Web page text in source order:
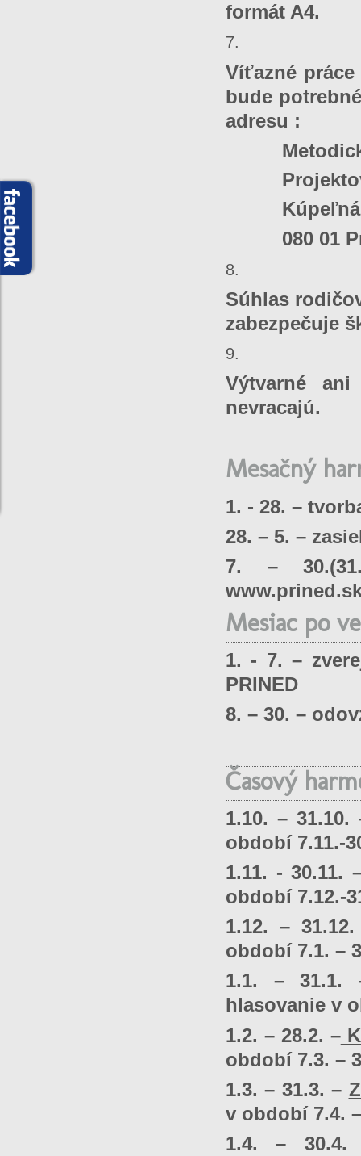
formát A4.
Víťazné
bude
adresu :
Metodicko-
Projektová
Kúpeľná
080 01
Súhlas
zabezpečuje
Výtvarné
nevracajú.
Mesačný
1. - 28. –
28. – 5. –
7. –
Mesiac po
1. - 7. –
PRINED
8. – 30. –
Časový
1.10. –
období 7.11.-
1.11. - 30.11.
období 7.12.-
1.12. –
období 7.1. –
1.1. –
hlasovanie v
1.2. – 28.2. –
období 7.3. –
1.3. – 31.3. –
v období 7.4.
1.4. –